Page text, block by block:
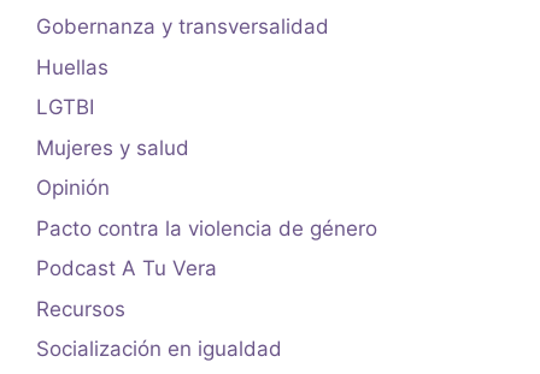
Gobernanza y transversalidad
Huellas
LGTBI
Mujeres y salud
Opinión
Pacto contra la violencia de género
Podcast A Tu Vera
Recursos
Socialización en igualdad